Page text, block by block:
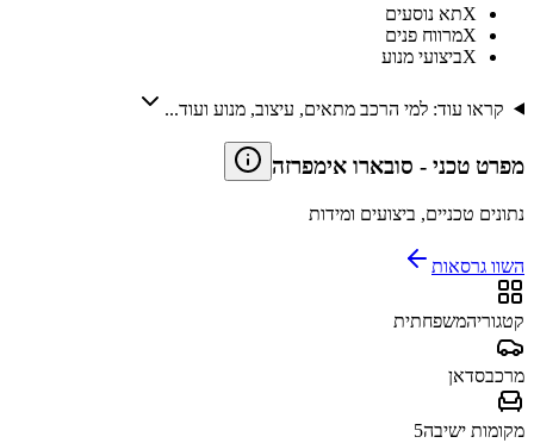
Xתא נוסעים
Xמרווח פנים
Xביצועי מנוע
קראו עוד: למי הרכב מתאים, עיצוב, מנוע ועוד...
מפרט טכני - סובארו אימפרזה
נתונים טכניים, ביצועים ומידות
השוו גרסאות
קטגוריהמשפחתית
מרכבסדאן
מקומות ישיבה5